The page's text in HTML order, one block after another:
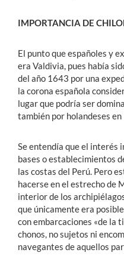
IMPORTANCIA DE
El punto que españoles y
era Valdivia, pues había
del año 1643 por una
la corona española
lugar que podría ser
también por holandeses
Se entendía que el interés
bases o establecimientos
las costas del Perú. Pero
hacerse en el estrecho de
interior de los
que únicamente era
con embarcaciones «de la
chonos, no sujetos ni
navegantes de aquellos